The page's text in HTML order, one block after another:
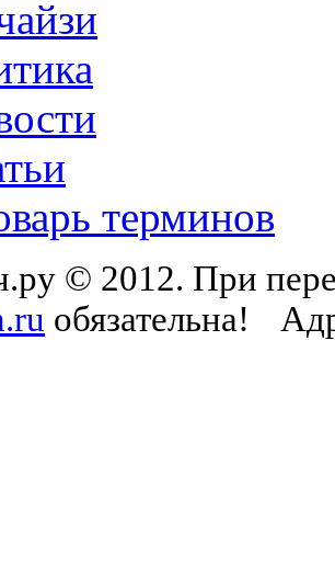
терминов
© 2012. При
обязательна!